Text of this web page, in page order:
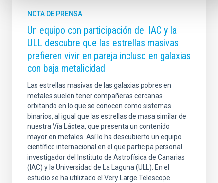
NOTA DE PRENSA
Un equipo con participación del IAC y la
ULL descubre que las estrellas masivas
prefieren vivir en pareja incluso en galaxias
con baja metalicidad
Las estrellas masivas de las galaxias pobres en
metales suelen tener compañeras cercanas
orbitando en lo que se conocen como sistemas
binarios, al igual que las estrellas de masa similar de
nuestra Vía Láctea, que presenta un contenido
mayor en metales. Así lo ha descubierto un equipo
científico internacional en el que participa personal
investigador del Instituto de Astrofísica de Canarias
(IAC) y la Universidad de La Laguna (ULL). En el
estudio se ha utilizado el Very Large Telescope